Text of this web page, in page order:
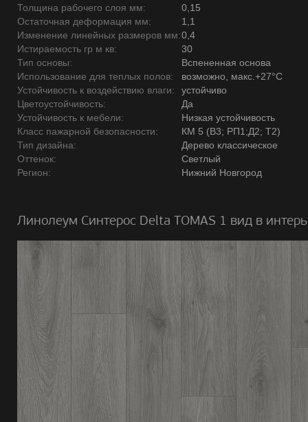
Толщина рабочего слоя мм:
0,15
Остаточная деформация мм:
1,1
Изменение линейных размеров мм:0,4
Истираемость гр м кв:
30
Тип основы:
Вспененная основа
Использование для теплых полов:
возможно, макс.+27°С
Устойчивость к воздействию влаги:
устойчиво
Цветоустойчивость:
Да
Устойчивость к мебели:
Низкая устойчивость
Класс пажарной безопасности:
КМ 5 (В3; РП1;Д2; Т2)
Тип дизайна:
Дерево классическое
Оттенок:
Светлый
Регион:
Нижний Новгород
Линолеум Синтерос Delta TOMAS 1 вид в